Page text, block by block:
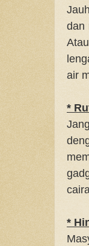
dan
air
*
*